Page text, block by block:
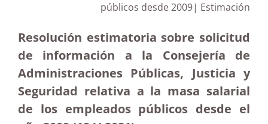
públicos desde 2009| Estimación
Resolución estimatoria sobre solicitud
de información a la Consejería de
Administraciones Públicas, Justicia y
Seguridad relativa a la masa salarial
de los empleados públicos desde el